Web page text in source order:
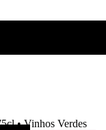
• Vinhos Verdes